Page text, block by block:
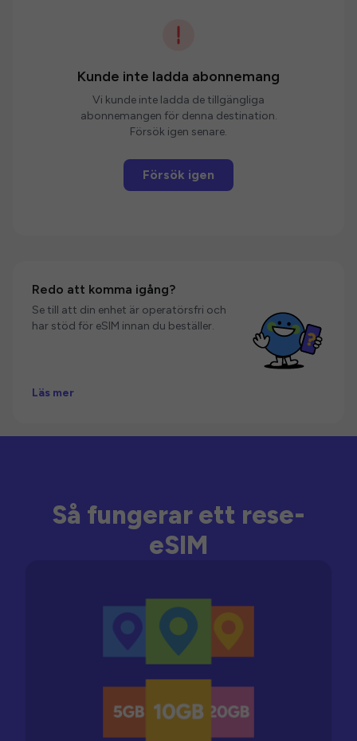
Kunde inte ladda abonnemang
Vi kunde inte ladda de tillgängliga
abonnemangen för denna destination.
Försök igen senare.
Försök igen
Redo att komma igång?
Se till att din enhet är operatörsfri och
har stöd för eSIM innan du beställer.
Läs mer
Så fungerar ett rese-
eSIM